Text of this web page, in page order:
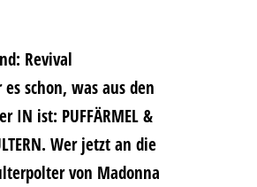
Revival
schon, was aus den
IN ist: PUFFÄRMEL &
Wer jetzt an die
von Madonna